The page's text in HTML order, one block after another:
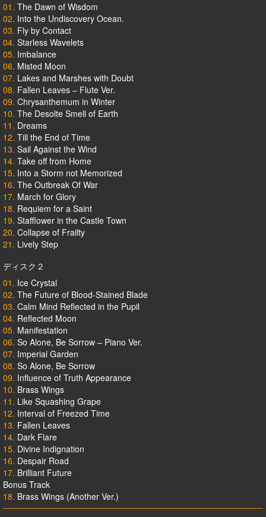
01. The Dawn of Wisdom
02. Into the Undiscovery Ocean.
03. Fly by Contact
04. Starless Wavelets
05. Imbalance
06. Misted Moon
07. Lakes and Marshes with Doubt
08. Fallen Leaves – Flute Ver.
09. Chrysanthemum in Winter
10. The Desolte Smell of Earth
11. Dreams
12. Till the End of Time
13. Sail Against the Wind
14. Take off from Home
15. Into a Storm not Memorized
16. The Outbreak Of War
17. March for Glory
18. Requiem for a Saint
19. Stafflower in the Castle Town
20. Collapse of Frailty
21. Lively Step
ディスク２
01. Ice Crystal
02. The Future of Blood-Stained Blade
03. Calm Mind Reflected in the Pupil
04. Reflected Moon
05. Manifestation
06. So Alone, Be Sorrow – Piano Ver.
07. Imperial Garden
08. So Alone, Be Sorrow
09. Influence of Truth Appearance
10. Brass Wings
11. Like Squashing Grape
12. Interval of Freezed Time
13. Fallen Leaves
14. Dark Flare
15. Divine Indignation
16. Despair Road
17. Brilliant Future
Bonus Track
18. Brass Wings (Another Ver.)